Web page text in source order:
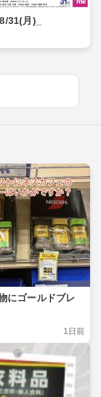
31(月)_
にゴールドブレ
1日前